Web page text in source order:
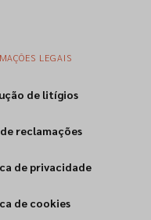
LEGAIS
de litígios
reclamações
de privacidade
de cookies